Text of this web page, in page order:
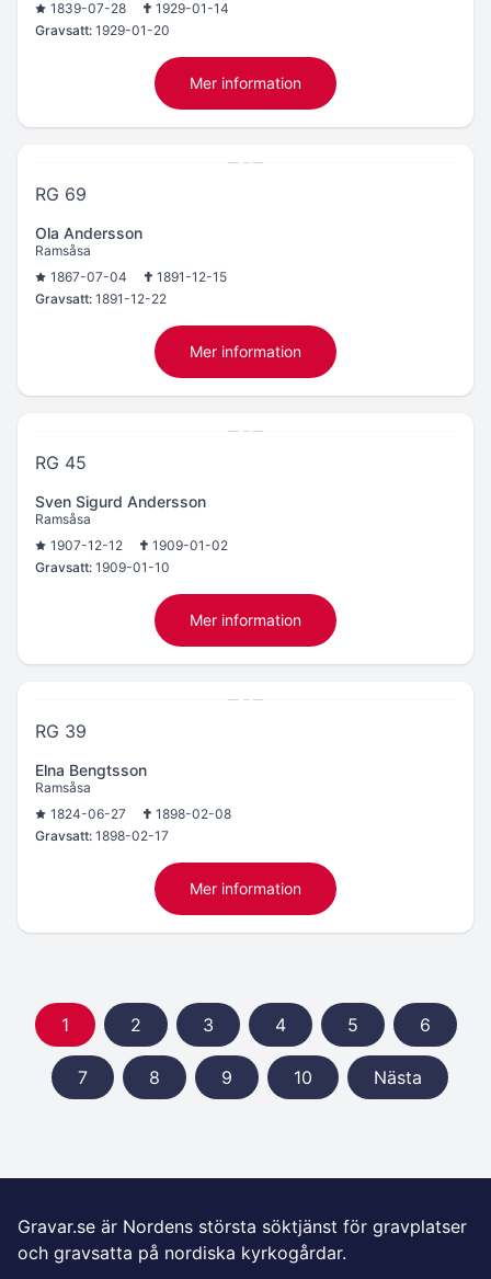
1839-07-28
1929-01-14
Gravsatt: 1929-01-20
Mer information
RG 69
Ola Andersson
Ramsåsa
1867-07-04
1891-12-15
Gravsatt: 1891-12-22
Mer information
RG 45
Sven Sigurd Andersson
Ramsåsa
1907-12-12
1909-01-02
Gravsatt: 1909-01-10
Mer information
RG 39
Elna Bengtsson
Ramsåsa
1824-06-27
1898-02-08
Gravsatt: 1898-02-17
Mer information
1 2 3 4 5 6
7 8 9 10 Nästa
Gravar.se är Nordens största söktjänst för gravplatser
och gravsatta på nordiska kyrkogårdar.